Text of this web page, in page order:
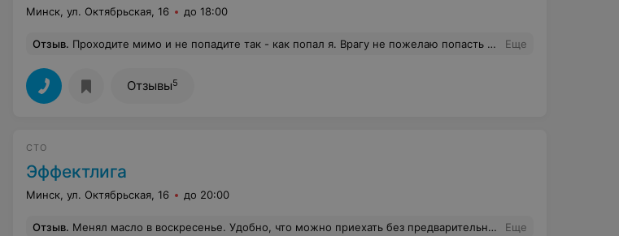
Минск, ул. Октябрьская, 16 до 18:00
Отзыв. Проходите мимо и не попадите так - как попал я. Врагу не пожелаю попасть в эту мастерскую и никому не рекомендую. Кому будет интересно - звоните, расскажу свою историю, а выводы сделаете сами. 8-025-9875444 Еще
Отзывы5
СТО
Эффектлига
Минск, ул. Октябрьская, 16 до 20:00
Отзыв. Менял масло в воскресенье. Удобно, что можно приехать без предварительной записи. Масло есть на месте, нужен только фильтр. В воскресенье могут закончить раньше, чем в 20, если нет работы. Удобно расположен сервис в центре города. Стоимость замены стандартно по городу. Поменяли быстро. Еще